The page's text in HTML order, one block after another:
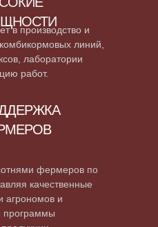
фермеров по
качественные
агрономов и
программы
в производство и
линий,
лаборатории
работ.